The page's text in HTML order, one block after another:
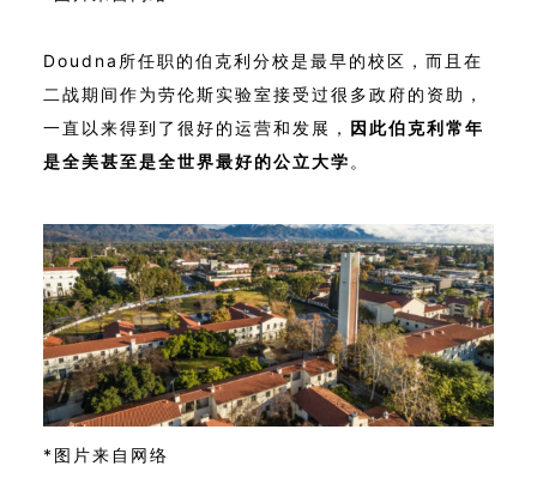
Doudna所任职的伯克利分校是最早的校区，而且在
二战期间作为劳伦斯实验室接受过很多政府的资助，
一直以来得到了很好的运营和发展， 因此伯克利常年
是全美甚至是全世界最好的公立大学 。
*图片来自网络